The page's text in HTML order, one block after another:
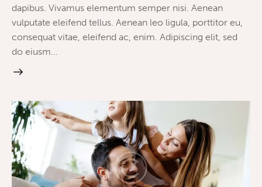
dapibus. Vivamus elementum semper nisi. Aenean
vulputate eleifend tellus. Aenean leo ligula, porttitor eu,
consequat vitae, eleifend ac, enim. Adipiscing elit, sed
do eiusm…